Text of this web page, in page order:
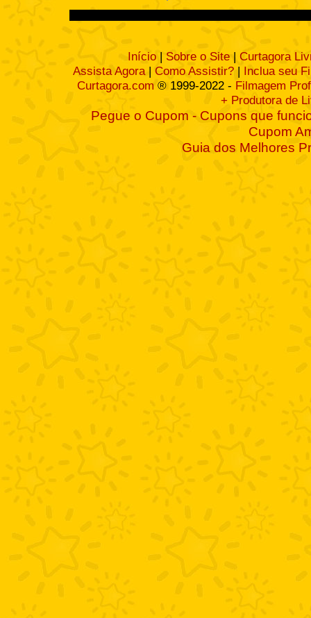
Início | Sobre o Site | Curtagora
Assista Agora| Como Assistir? | Inclua seu
Curtagora.com ® 1999-2022 - Filmagem
+ Produtora de
Pegue o Cupom - Cupons que
Cupom
Guia dos Melhores